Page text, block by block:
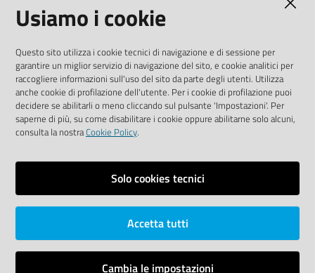
Media Policy
SEGUICI SU
YoutubeTwitterLinkedinFacebookInstagram
Vai alla pagina
Area riservata
Dichiarazione di accessibilità
Usiamo i cookie
Questo sito utilizza i cookie tecnici di navigazione e di sessione per
garantire un miglior servizio di navigazione del sito, e cookie analitici per
raccogliere informazioni sull'uso del sito da parte degli utenti. Utilizza
anche cookie di profilazione dell'utente. Per i cookie di profilazione puoi
decidere se abilitarli o meno cliccando sul pulsante 'Impostazioni'. Per
saperne di più, su come disabilitare i cookie oppure abilitarne solo alcuni,
consulta la nostraCookie Policy.
Solo cookies tecnici
Accetta tutti
Cambia le impostazioni